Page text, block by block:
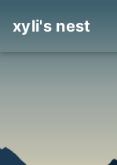
xyli's nest